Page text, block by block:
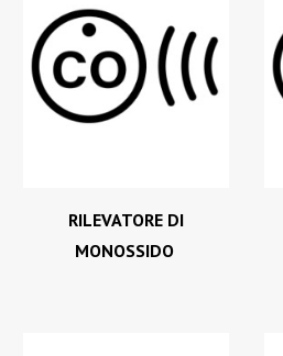
RILEVATORE DI
MONOSSIDO